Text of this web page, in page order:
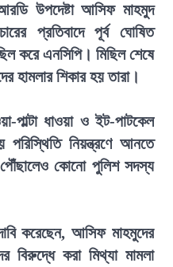
উপদেষ্টা আসিফ মাহমুদ
প্রতিবাদে পূর্ব ঘোষিত
করে এনসিপি। মিছিল শেষে
হামলার শিকার হয় তারা।
পাল্টা ধাওয়া ও ইট-পাটকেল
নিয়ন্ত্রণে আনতে
কোনো পুলিশ সদস্য
করেছেন, আসিফ মাহমুদের
বিরুদ্ধে করা মিথ্যা মামলা